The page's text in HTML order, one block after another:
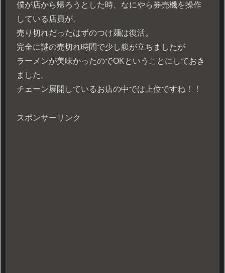
僕が店から帰ろうとした時、なにやら券売機を操作
している店員が。
売り切れだったはずのつけ麺は復活。
完全に謎の売切れ時間で少し腹が立ちましたが
ラーメンが美味かったのでOKということにしておき
ました。
チェーン展開しているお店の中では上位ですね！！
スポンサーリンク